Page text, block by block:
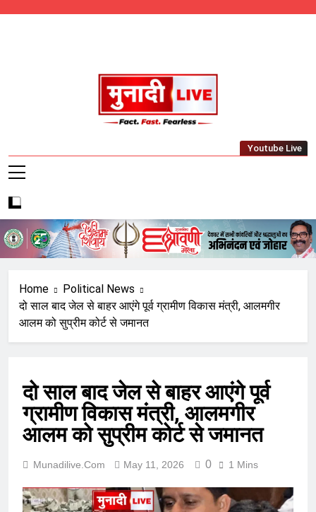
Munadi Live – Jharkhand's Leading Local
Youtube Live
Home
Political News
दो साल बाद जेल से बाहर आएंगे पूर्व ग्रामीण विकास मंत्री, आलमगीर
आलम को सुप्रीम कोर्ट से जमानत
दो साल बाद जेल से बाहर आएंगे पूर्व
ग्रामीण विकास मंत्री, आलमगीर
आलम को सुप्रीम कोर्ट से जमानत
Munadilive.com May 11, 2026 0 1 Mins